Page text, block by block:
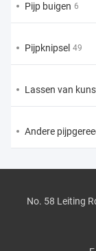
Pijp buigen 6
Pijpknipsel 49
Lassen van
Andere
No. 58 Leiting